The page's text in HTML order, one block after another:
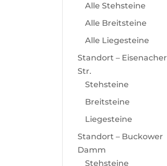
Alle Stehsteine
Alle Breitsteine
Alle Liegesteine
Standort – Eisenacher
Str.
Stehsteine
Breitsteine
Liegesteine
Standort – Buckower
Damm
Stehsteine